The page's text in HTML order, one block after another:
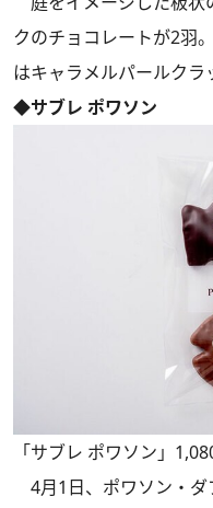
クのチョコレートが2羽
はキャラメルパールクラ
◆サブレ ポワソン
「サブレ ポワソン」
4月1日、ポワソン・ダ